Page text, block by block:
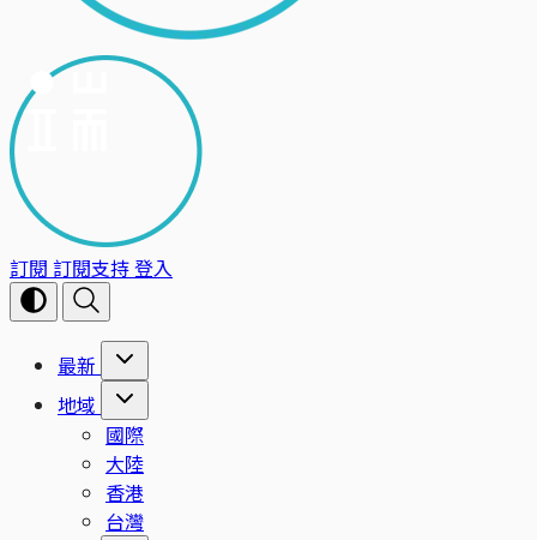
訂閱 訂閱支持登入
最新
地域
國際
大陸
香港
台灣